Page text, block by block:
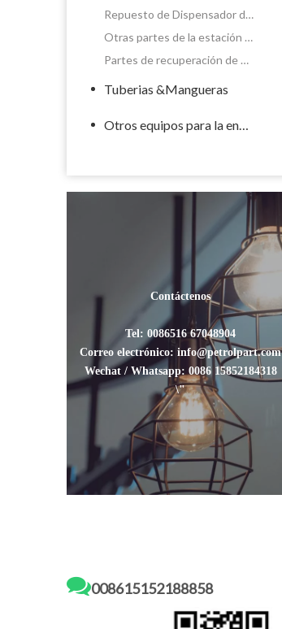
Repuesto de Dispensador de GLP
Otras partes de la estación de servicio
Partes de recuperación de vapor del dispensador
Tuberias &Mangueras
Otros equipos para la energía
Contáctenos
Tel: 0086516 67048904
Correo electrónico: info@petrolpart.com
Wechat / Whatsapp: 0086 15852184318
\"
008615152188858